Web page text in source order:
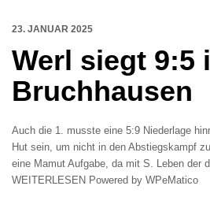
23. JANUAR 2025
Werl siegt 9:5
Bruchhausen
Auch die 1. musste eine 5:9 Niederlage
Hut sein, um nicht in den Abstiegskampf
eine Mamut Aufgabe, da mit S. Leben der
WEITERLESEN Powered by WPeMatico